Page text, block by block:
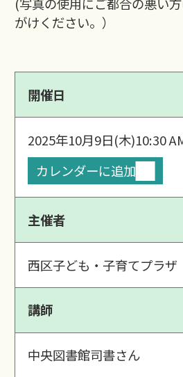
がけください。）
開催日
2025年10月9日(木)10:30
カレンダーに追加
主催者
西区子ども・子育てプラザ
講師
中央図書館司書さん